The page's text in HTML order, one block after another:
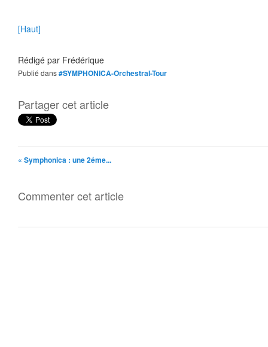
[Haut]
Rédigé par Frédérique
Publié dans#SYMPHONICA-Orchestral-Tour
Partager cet article
« Symphonica : une 2éme...
Commenter cet article